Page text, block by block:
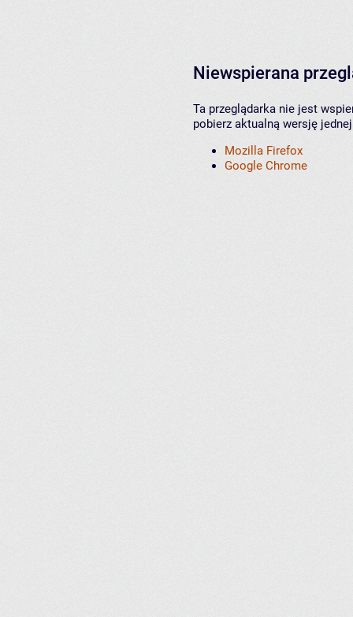
Niewspierana
Ta przeglądarka nie jest
pobierz aktualną wersję
Mozilla Firefox
Google Chrome